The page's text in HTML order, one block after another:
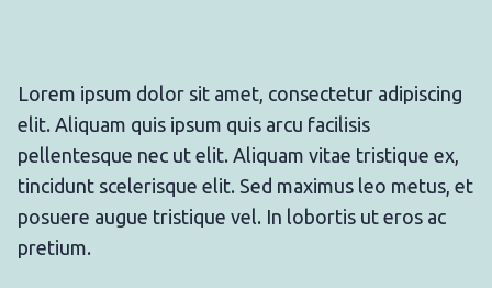
Lorem ipsum dolor sit amet, consectetur adipiscing
elit. Aliquam quis ipsum quis arcu facilisis
pellentesque nec ut elit. Aliquam vitae tristique ex,
tincidunt scelerisque elit. Sed maximus leo metus, et
posuere augue tristique vel. In lobortis ut eros ac
pretium.